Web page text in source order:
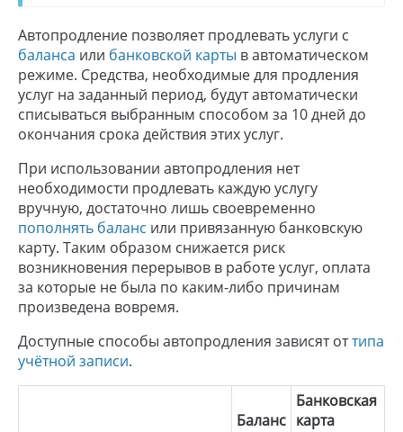
Автопродление позволяет продлевать услуги с
баланса или банковской карты в автоматическом
режиме. Средства, необходимые для продления
услуг на заданный период, будут автоматически
списываться выбранным способом за 10 дней до
окончания срока действия этих услуг.
При использовании автопродления нет
необходимости продлевать каждую услугу
вручную, достаточно лишь своевременно
пополнять баланс или привязанную банковскую
карту. Таким образом снижается риск
возникновения перерывов в работе услуг, оплата
за которые не была по каким-либо причинам
произведена вовремя.
Доступные способы автопродления зависят оттипа
учётной записи.
Баланс
Банковская
карта